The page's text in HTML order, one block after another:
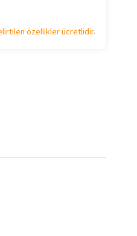
özellikler ücretlidir.